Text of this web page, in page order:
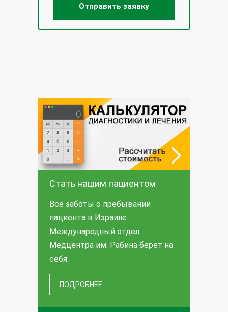
Стать нашим пациентом
Все заботы о пребывании
пациента в Израиле
Международный отдел
Медцентра им. Рабина берет на
себя.
ПОДРОБНЕЕ